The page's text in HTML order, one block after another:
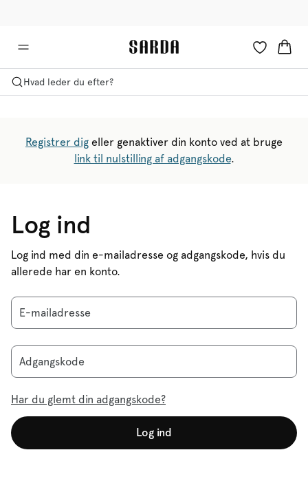
Hvad leder du efter?
Registrer dig eller genaktiver din konto ved at bruge
link til nulstilling af adgangskode.
Log ind
Log ind med din e-mailadresse og adgangskode, hvis du
allerede har en konto.
E-mailadresse
Adgangskode
Har du glemt din adgangskode?
Log ind